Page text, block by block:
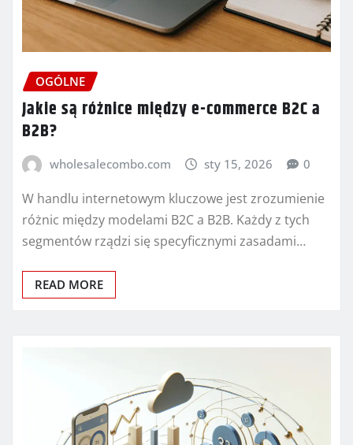
OGÓLNE
Jakie są różnice między e-commerce B2C a
B2B?
wholesalecombo.com sty 15, 2026 0
W handlu internetowym kluczowe jest zrozumienie
różnic między modelami B2C a B2B. Każdy z tych
segmentów rządzi się specyficznymi zasadami…
READ MORE